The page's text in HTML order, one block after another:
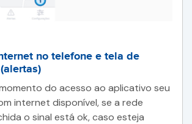
no telefone e tela de
momento do acesso ao aplicativo seu
internet disponível, se a rede
o sinal está ok, caso esteja